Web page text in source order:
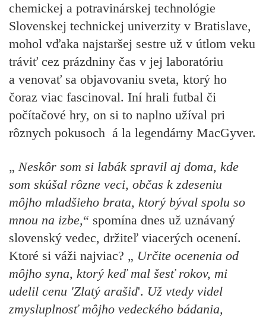
chemickej a potravinárskej technológie
Slovenskej technickej univerzity v Bratislave,
mohol vďaka najstaršej sestre už v útlom veku
tráviť cez prázdniny čas v jej laboratóriu
a venovať sa objavovaniu sveta, ktorý ho
čoraz viac fascinoval. Iní hrali futbal či
počítačové hry, on si to naplno užíval pri
rôznych pokusoch á la legendárny MacGyver.
„ Neskôr som si labák spravil aj doma, kde
som skúšal rôzne veci, občas k zdeseniu
môjho mladšieho brata, ktorý býval spolu so
mnou na izbe,“ spomína dnes už uznávaný
slovenský vedec, držiteľ viacerých ocenení.
Ktoré si váži najviac? „ Určite ocenenia od
môjho syna, ktorý keď mal šesť rokov, mi
udelil cenu 'Zlatý arašid'. Už vtedy videl
zmysluplnosť môjho vedeckého bádania,